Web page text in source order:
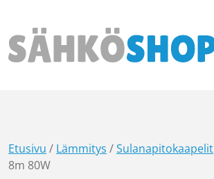
Päävalikko
Etusivu / Lämmitys /Sulanapitokaapelit
8m 80W